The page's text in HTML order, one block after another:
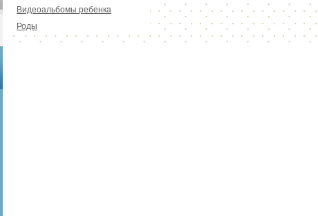
Видеоальбомы ребенка
Роды